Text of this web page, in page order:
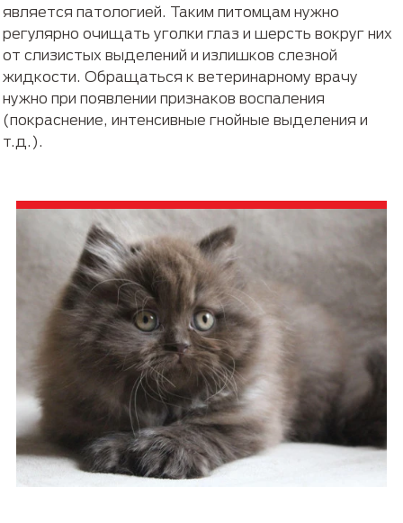
является патологией. Таким питомцам нужно
регулярно очищать уголки глаз и шерсть вокруг них
от слизистых выделений и излишков слезной
жидкости. Обращаться к ветеринарному врачу
нужно при появлении признаков воспаления
(покраснение, интенсивные гнойные выделения и
т.д.).